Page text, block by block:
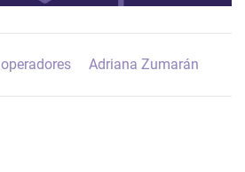
operadores Adriana Zumarán